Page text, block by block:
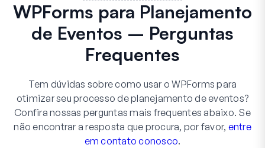
WPForms para Planejamento
de Eventos – Perguntas
Frequentes
Tem dúvidas sobre como usar o WPForms para
otimizar seu processo de planejamento de eventos?
Confira nossas perguntas mais frequentes abaixo. Se
não encontrar a resposta que procura, por favor, entre
em contato conosco.